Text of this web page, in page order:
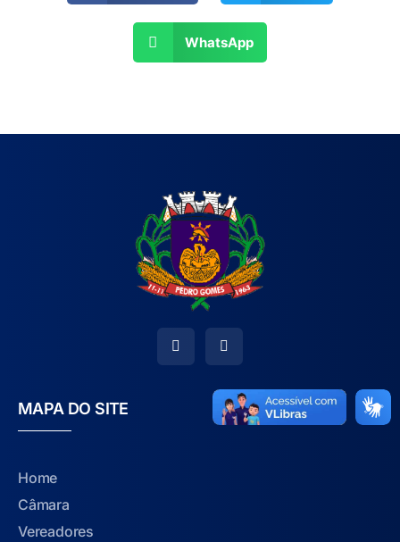
WhatsApp
MAPA DO SITE
Home
Câmara
Vereadores